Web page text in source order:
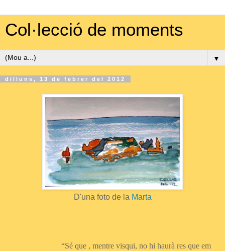
Col·lecció de moments
▼
dilluns, 13 de febrer del 2012
D'una foto de la Marta
“Sé que , mentre visqui, no hi haurà res que em